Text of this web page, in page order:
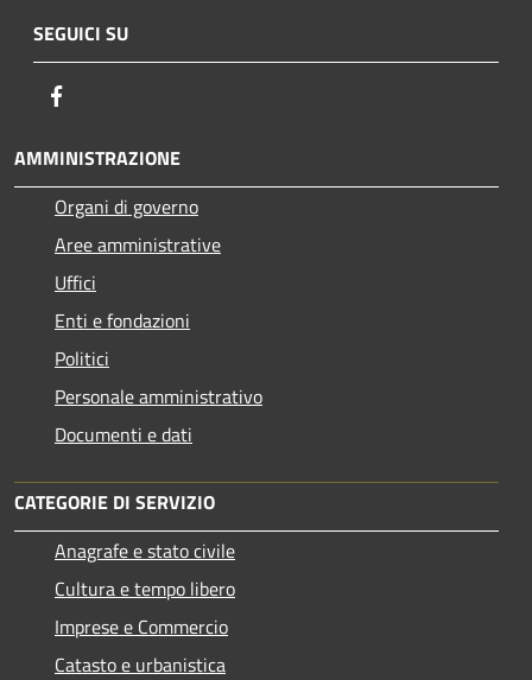
SEGUICI SU
AMMINISTRAZIONE
Organi di governo
Aree amministrative
Uffici
Enti e fondazioni
Politici
Personale amministrativo
Documenti e dati
CATEGORIE DI SERVIZIO
Anagrafe e stato civile
Cultura e tempo libero
Imprese e Commercio
Catasto e urbanistica